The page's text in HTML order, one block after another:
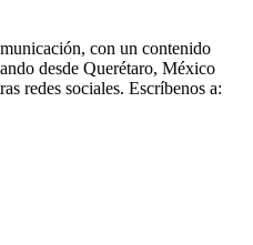
con un contenido
desde Querétaro, México
redes sociales. Escríbenos a: